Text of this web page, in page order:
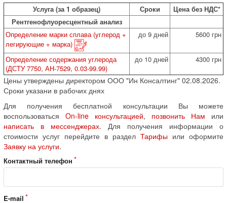
Услуга (за 1 образец) Сроки
Цена без НДС*
Рентгенофлуоресцентный анализ
Определение марки сплава (углерод +
легирующие + марка)
до 9 дней 5600 грн
Определение содержания углерода
(ДСТУ 7750, АН-7529, 0.03-99.99)
до 10 дней 4300 грн
Цены утверждены директором ООО "Ин Консалтинг" 02.08.2026.
Сроки указани в рабочих днях
Для получения бесплатной консультации Вы можете
воспользоваться On-line консультацией, позвонить Нам или
написать в мессенджерах. Для получения информации о
стоимости услуг перейдите в раздел Тарифы или оформите
Заявку на услуги.
Контактный телефон
E-mail